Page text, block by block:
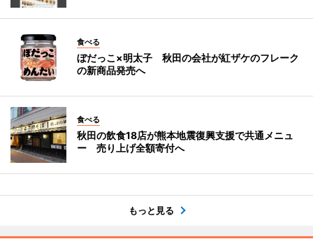
食べる
ぼだっこ×明太子 秋田の会社が紅ザケのフレーク
の新商品発売へ
食べる
秋田の飲食18店が熊本地震復興支援で共通メニュ
ー 売り上げ全額寄付へ
もっと見る